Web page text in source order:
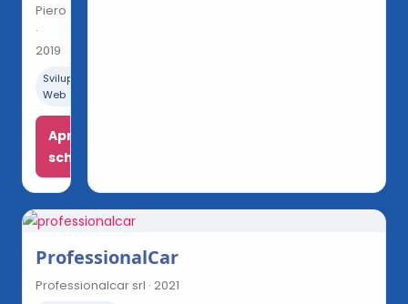
Piero
·
2019
Sviluppo
Web
Apri
scheda
ProfessionalCar
Professionalcar srl · 2021